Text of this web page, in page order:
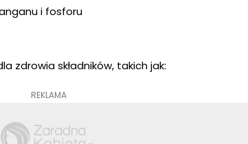
i fosforu
zdrowia składników, takich jak:
REKLAMA